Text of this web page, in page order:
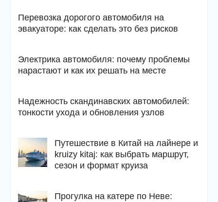
Перевозка дорогого автомобиля на
эвакуаторе: как сделать это без рисков
Электрика автомобиля: почему проблемы
нарастают и как их решать на месте
Надежность скандинавских автомобилей:
тонкости ухода и обновления узлов
Путешествие в Китай на лайнере и
kruizy kitaj: как выбрать маршрут,
сезон и формат круиза
Прогулка на катере по Неве: